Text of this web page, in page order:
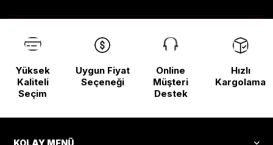
Yüksek
Kaliteli
Seçim
Uygun Fiyat
Seçeneği
Online
Müşteri
Destek
Hızlı
Kargolama
KOLAY MENÜ